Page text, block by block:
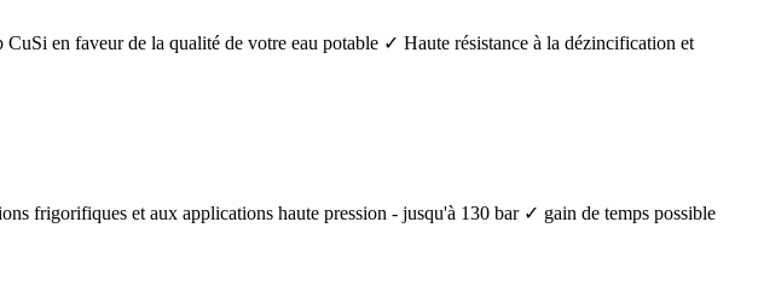
en faveur de la qualité de votre eau potable ✓ Haute résistance à la dézincification et
frigorifiques et aux applications haute pression - jusqu'à 130 bar ✓ gain de temps possible